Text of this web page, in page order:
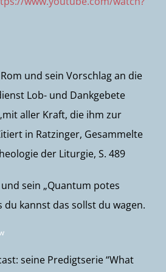
und sein Vorschlag an die
Lob- und Dankgebete
aller Kraft, die ihm zur
in Ratzinger, Gesammelte
der Liturgie, S. 489
sein „Quantum potes
du kannst das sollst du wagen.
seine Predigtserie “What